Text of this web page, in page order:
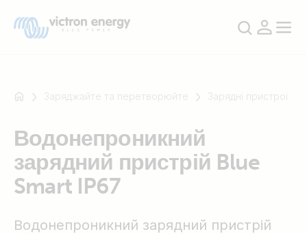
Наприклад
SmartSolar
Multiplus-
Заряджайте та перетворюйте Зарядні пристрої
Водонепроникний
зарядний пристрій Blue
Smart IP67
Водонепроникний зарядний пристрій